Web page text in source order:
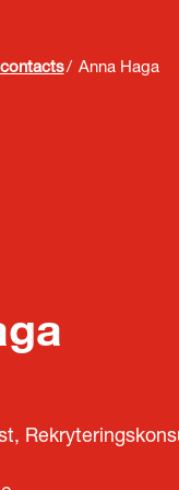
Anna Haga